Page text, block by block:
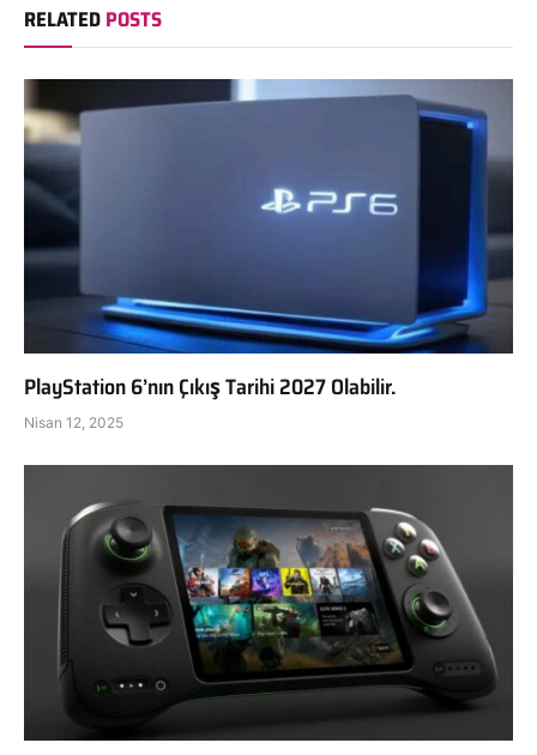
RELATEDPOSTS
PlayStation 6’nın Çıkış Tarihi 2027 Olabilir.
Nisan 12, 2025